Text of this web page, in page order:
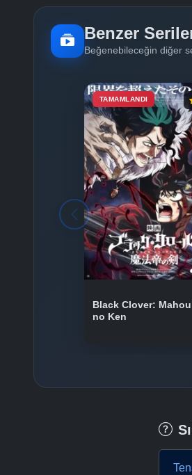
Benzer
Beğenebileceğin diğer
TAMAMLANDI
Black Clover: Mahou
no Ken